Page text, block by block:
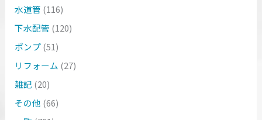
水道管 (116)
下水配管 (120)
ポンプ(51)
リフォーム (27)
雑記 (20)
その他 (66)